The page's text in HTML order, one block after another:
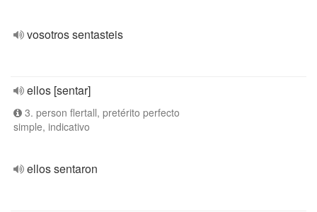
vosotros sentasteis
ellos [sentar]
3. person flertall, pretérito perfecto
simple, indicativo
ellos sentaron